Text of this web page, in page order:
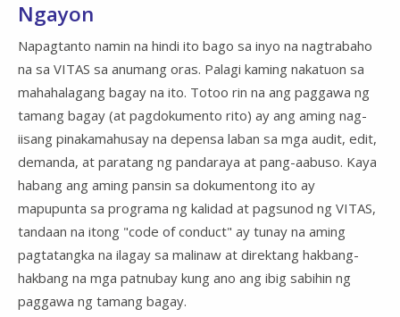
Ngayon
Napagtanto namin na hindi ito bago sa inyo na nagtrabaho
na sa VITAS sa anumang oras. Palagi kaming nakatuon sa
mahahalagang bagay na ito. Totoo rin na ang paggawa ng
tamang bagay (at pagdokumento rito) ay ang aming nag-
iisang pinakamahusay na depensa laban sa mga audit, edit,
demanda, at paratang ng pandaraya at pang-aabuso. Kaya
habang ang aming pansin sa dokumentong ito ay
mapupunta sa programa ng kalidad at pagsunod ng VITAS,
tandaan na itong "code of conduct" ay tunay na aming
pagtatangka na ilagay sa malinaw at direktang hakbang-
hakbang na mga patnubay kung ano ang ibig sabihin ng
paggawa ng tamang bagay.